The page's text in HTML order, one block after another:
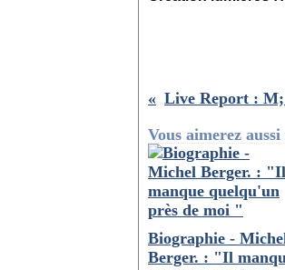
Vous aimerez aussi
Biographie -
Berger. : "Il